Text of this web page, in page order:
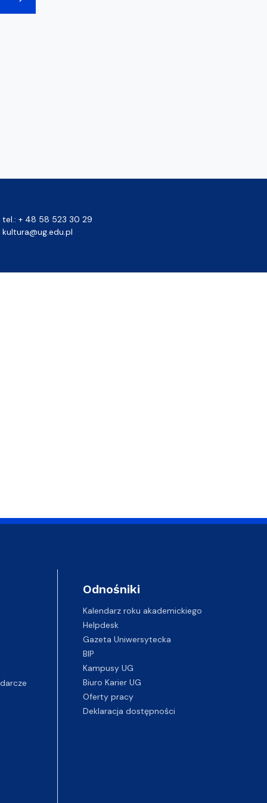
tel.: + 48 58 523 30 29
kultura@ug.edu.pl
Odnośniki
Kalendarz roku akademickiego
Helpdesk
Gazeta Uniwersytecka
BIP
Kampusy UG
Biuro Karier UG
Oferty pracy
Deklaracja dostępności